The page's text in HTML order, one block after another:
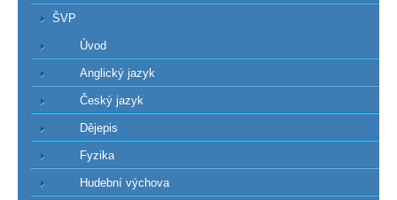
ŠVP
Úvod
Anglický jazyk
Český jazyk
Dějepis
Fyzika
Hudební výchova